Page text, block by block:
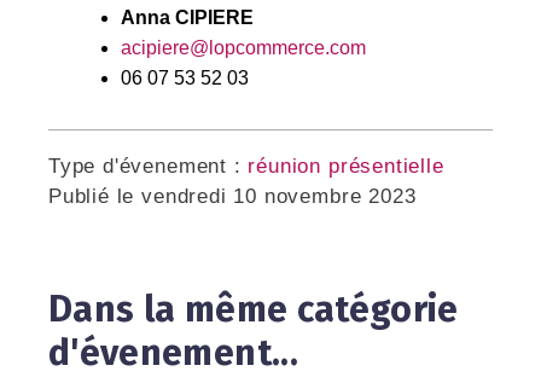
Anna CIPIERE
acipiere@lopcommerce.com
06 07 53 52 03
Type d'évenement : réunion présentielle
Publié le vendredi 10 novembre 2023
Dans la même catégorie
d'évenement...